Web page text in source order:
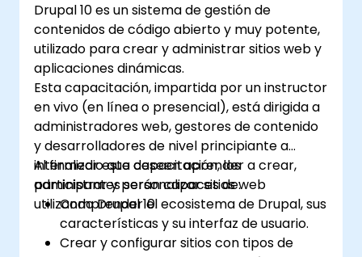
Azure DevOps.
Drupal 10 es un sistema de gestión de
contenidos de código abierto y muy potente,
utilizado para crear y administrar sitios web y
aplicaciones dinámicas.
Esta capacitación, impartida por un instructor
en vivo (en línea o presencial), está dirigida a
administradores web, gestores de contenido
y desarrolladores de nivel principiante a
intermedio que deseen aprender a crear,
administrar y personalizar sitios web
utilizando Drupal 10.
Al finalizar esta capacitación, los
participantes serán capaces de:
Comprender el ecosistema de Drupal, sus
características y su interfaz de usuario.
Crear y configurar sitios con tipos de